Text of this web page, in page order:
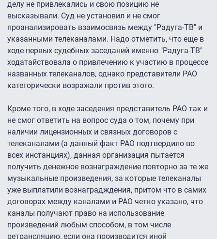
делу не привлекались и свою позицию не
высказывали. Суд не установил и не смог
проанализировать взаимосвязь между "Радуга-ТВ" и
указанными телеканалами. Надо отметить, что еще в
ходе первых судебных заседаний именно "Радуга-ТВ"
ходатайствовала о привлечению к участию в процессе
названных телеканалов, однако представители РАО
категорически возражали против этого.
Кроме того, в ходе заседения представитель РАО так и
не смог ответить на вопрос суда о том, почему при
наличии лицензионных и связных договоров с
телеканалами (а данный факт РАО подтвердило во
всех инстанциях), данная организация пытается
получить денежное вознаграждение повторно за те же
музыкальные произведения, за которые телеканалы
уже выплатили вознаградждения, притом что в самих
договорах между каналами и РАО четко указано, что
каналы получают право на использование
произведений любым способом, в том числе
ретрансляцию, если она производится иной